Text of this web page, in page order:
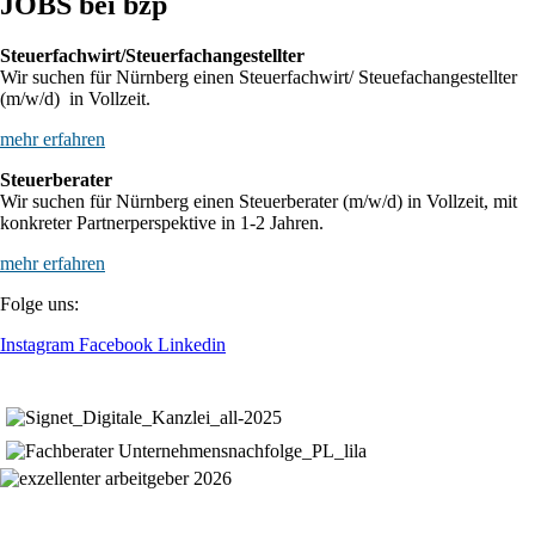
Steuerfachwirt/Steuerfachangestellter
Wir suchen für Nürnberg einen Steuerfachwirt/ Steuefachangestellter
(m/w/d) in Vollzeit.
mehr erfahren
Steuerberater
Wir suchen für Nürnberg einen Steuerberater (m/w/d) in Vollzeit, mit
konkreter Partnerperspektive in 1-2 Jahren.
mehr erfahren
Folge uns:
Instagram Facebook Linkedin